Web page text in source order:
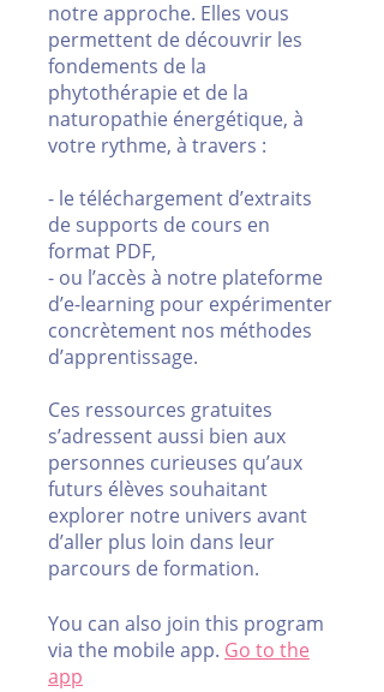
notre approche. Elles vous
permettent de découvrir les
fondements de la
phytothérapie et de la
naturopathie énergétique, à
votre rythme, à travers :
- le téléchargement d’extraits
de supports de cours en
format PDF,
- ou l’accès à notre plateforme
d’e-learning pour expérimenter
concrètement nos méthodes
d’apprentissage.
Ces ressources gratuites
s’adressent aussi bien aux
personnes curieuses qu’aux
futurs élèves souhaitant
explorer notre univers avant
d’aller plus loin dans leur
parcours de formation.
You can also join this program
via the mobile app. Go to the
app